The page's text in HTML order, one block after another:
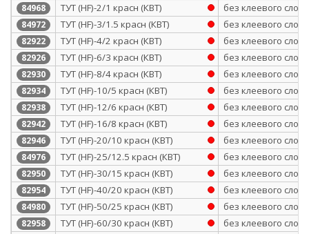
84968 ТУТ (HF)-2/1 красн (КВТ) без клеевого слоя
84972 ТУТ (HF)-3/1.5 красн (КВТ) без клеевого слоя
82922 ТУТ (HF)-4/2 красн (КВТ) без клеевого слоя
82926 ТУТ (HF)-6/3 красн (КВТ) без клеевого слоя
82930 ТУТ (HF)-8/4 красн (КВТ) без клеевого слоя
82934 ТУТ (HF)-10/5 красн (КВТ) без клеевого слоя
82938 ТУТ (HF)-12/6 красн (КВТ) без клеевого слоя
82942 ТУТ (HF)-16/8 красн (КВТ) без клеевого слоя
82946 ТУТ (HF)-20/10 красн (КВТ) без клеевого слоя
84976 ТУТ (HF)-25/12.5 красн (КВТ) без клеевого слоя
82950 ТУТ (HF)-30/15 красн (КВТ) без клеевого слоя
82954 ТУТ (HF)-40/20 красн (КВТ) без клеевого слоя
84980 ТУТ (HF)-50/25 красн (КВТ) без клеевого слоя
82958 ТУТ (HF)-60/30 красн (КВТ)
без клеевого слоя